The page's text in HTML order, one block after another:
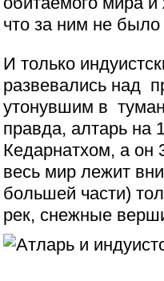
что за ним не
И только
развевались над
утонувшим в
правда, алтарь на
Кедарнатхом, а он
весь мир лежит
большей части)
рек, снежные